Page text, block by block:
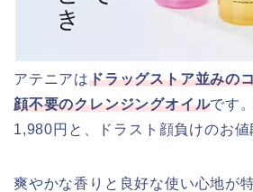
アテニアはドラッグストア並みの
顔不要のクレンジングオイルです
1,980円と、ドラスト顔負けのお値
爽やかな香りと良好な使い心地が